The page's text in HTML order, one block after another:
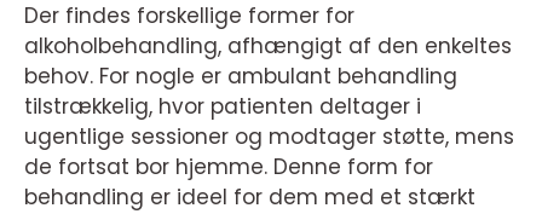
Der findes forskellige former for
alkoholbehandling, afhængigt af den enkeltes
behov. For nogle er ambulant behandling
tilstrækkelig, hvor patienten deltager i
ugentlige sessioner og modtager støtte, mens
de fortsat bor hjemme. Denne form for
behandling er ideel for dem med et stærkt